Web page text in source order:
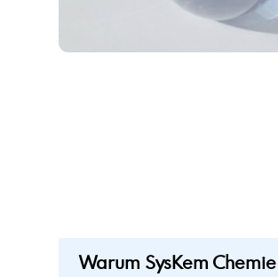
Warum SysKem